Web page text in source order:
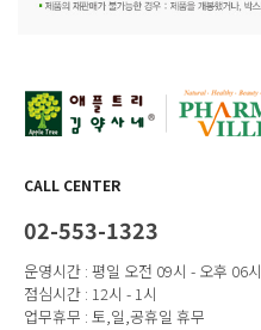
CALL CENTER
02-553-1323
운영시간 : 평일 오전 09시 - 오후 06시
점심시간 : 12시 - 1시
업무휴무 : 토,일,공휴일 휴무